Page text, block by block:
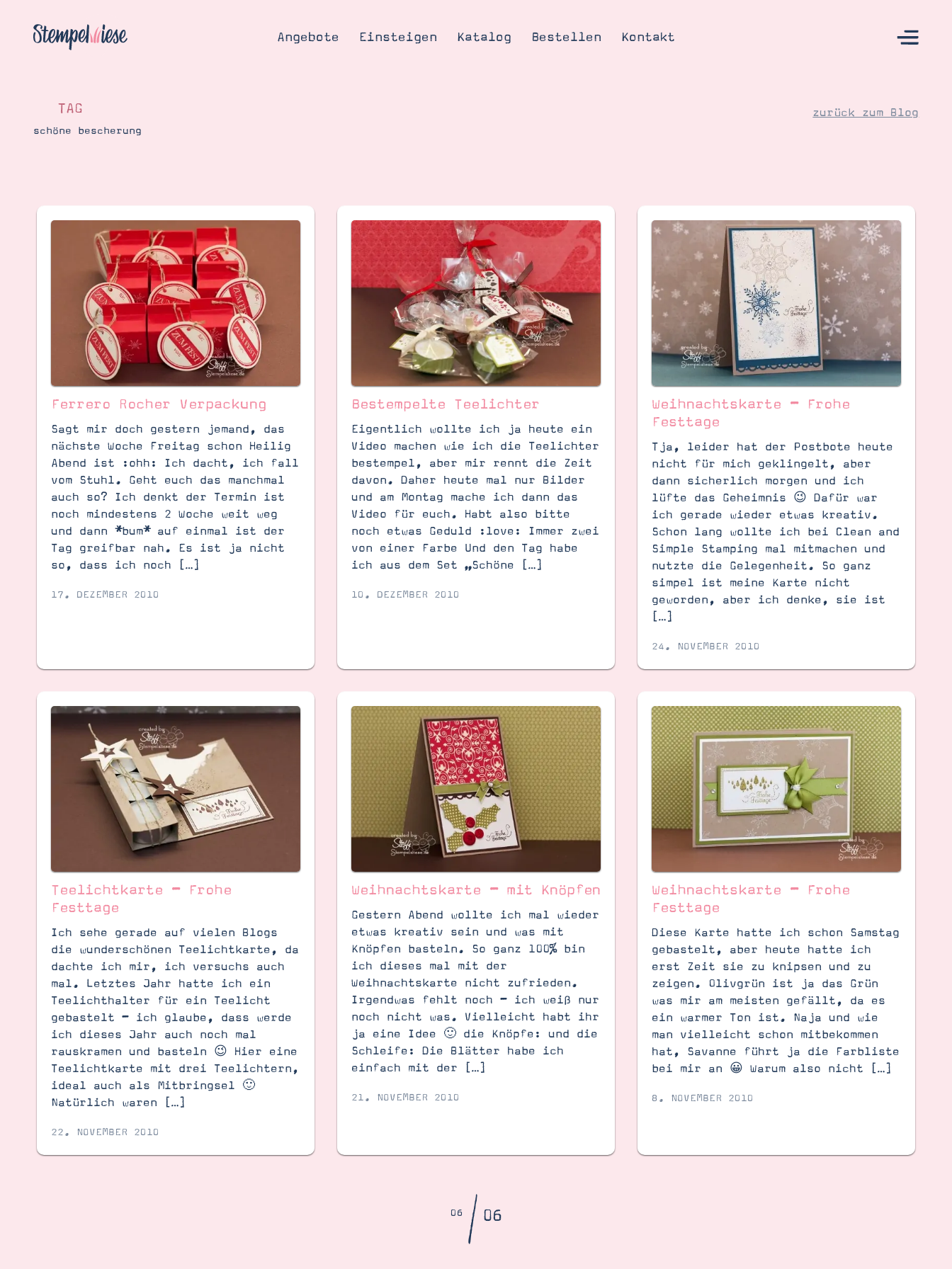
Angebote Einsteigen Katalog Bestellen Kontakt
Katalog
Bestellen
Kontakt
Blog
Produkte erklärt
Über Stampin’ Up!
Suche Impressum Datenschutz
SUCHE
TAG
schöne bescherung
zurück zum Blog
Ferrero Rocher Verpackung
Sagt mir doch gestern jemand, das
nächste Woche Freitag schon Heilig
Abend ist :ohh: Ich dacht, ich fall
vom Stuhl. Geht euch das manchmal
auch so? Ich denkt der Termin ist
noch mindestens 2 Woche weit weg
und dann *bum* auf einmal ist der
Tag greifbar nah. Es ist ja nicht
so, dass ich noch […]
17. DEZEMBER 2010
Bestempelte Teelichter
Eigentlich wollte ich ja heute ein
Video machen wie ich die Teelichter
bestempel, aber mir rennt die Zeit
davon. Daher heute mal nur Bilder
und am Montag mache ich dann das
Video für euch. Habt also bitte
noch etwas Geduld :love: Immer zwei
von einer Farbe Und den Tag habe
ich aus dem Set „Schöne […]
10. DEZEMBER 2010
Weihnachtskarte – Frohe
Festtage
Tja, leider hat der Postbote heute
nicht für mich geklingelt, aber
dann sicherlich morgen und ich
lüfte das Geheimnis 😉 Dafür war
ich gerade wieder etwas kreativ.
Schon lang wollte ich bei Clean and
Simple Stamping mal mitmachen und
nutzte die Gelegenheit. So ganz
simpel ist meine Karte nicht
geworden, aber ich denke, sie ist
[…]
24. NOVEMBER 2010
Teelichtkarte – Frohe
Festtage
Ich sehe gerade auf vielen Blogs
die wunderschönen Teelichtkarte, da
dachte ich mir, ich versuchs auch
mal. Letztes Jahr hatte ich ein
Teelichthalter für ein Teelicht
gebastelt – ich glaube, dass werde
ich dieses Jahr auch noch mal
rauskramen und basteln 😉 Hier eine
Teelichtkarte mit drei Teelichtern,
ideal auch als Mitbringsel 🙂
Natürlich waren […]
22. NOVEMBER 2010
Weihnachtskarte – mit Knöpfen
Gestern Abend wollte ich mal wieder
etwas kreativ sein und was mit
Knöpfen basteln. So ganz 100% bin
ich dieses mal mit der
Weihnachtskarte nicht zufrieden.
Irgendwas fehlt noch – ich weiß nur
noch nicht was. Vielleicht habt ihr
ja eine Idee 🙂 die Knöpfe: und die
Schleife: Die Blätter habe ich
einfach mit der […]
21. NOVEMBER 2010
Weihnachtskarte – Frohe
Festtage
Diese Karte hatte ich schon Samstag
gebastelt, aber heute hatte ich
erst Zeit sie zu knipsen und zu
zeigen. Olivgrün ist ja das Grün
was mir am meisten gefällt, da es
ein warmer Ton ist. Naja und wie
man vielleicht schon mitbekommen
hat, Savanne führt ja die Farbliste
bei mir an 😀 Warum also nicht […]
8. NOVEMBER 2010
06/06